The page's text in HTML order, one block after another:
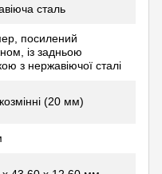
сталь
посилений
із задньою
з нержавіючої сталі
(20 мм)